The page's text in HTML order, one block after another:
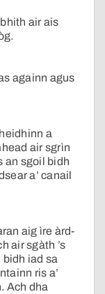
air ais
againn agus
a
air sgrìn
an sgoil bidh
a’ canail
aig ìre àrd-
air sgàth ’s
iad sa
ris a’
Ach dha